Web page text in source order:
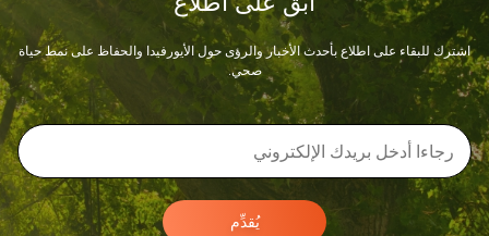
اشترك للبقاء على اطلاع بأحدث الأخبار والرؤى حول الأيورفيدا والحفاظ على نمط حياة
صحي.
يُقدِّم